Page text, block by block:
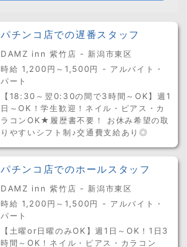
パチンコ店での遅番スタッフ
DAMZ inn 紫竹店 - 新潟市東区
時給 1,200円～1,500円 - アルバイト・
パート
【18:30～翌0:30の間で3時間～OK】週1
日～OK！学生歓迎！ネイル・ピアス・カ
ラコンOK★履歴書不要！ お休み希望の取
りやすいシフト制♪交通費支給あり◎
パチンコ店でのホールスタッフ
DAMZ inn 紫竹店 - 新潟市東区
時給 1,200円～1,500円 - アルバイト・
パート
【土曜or日曜のみOK】週1日～OK！1日3
時間～OK！ネイル・ピアス・カラコン